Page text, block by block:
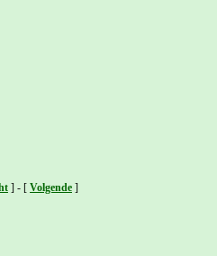
] - [ Volgende ]